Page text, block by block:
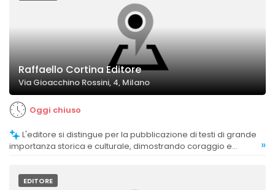
Raffaello Cortina Editore
Via Gioacchino Rossini, 4, Milano
Oggi chiuso
importanza storica e culturale, dimostrando coraggio e
»
EDITORE